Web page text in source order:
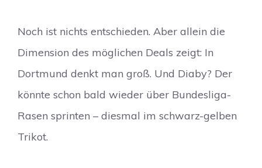
Noch ist nichts entschieden. Aber allein die
Dimension des möglichen Deals zeigt: In
Dortmund denkt man groß. Und Diaby? Der
könnte schon bald wieder über Bundesliga-
Rasen sprinten – diesmal im schwarz-gelben
Trikot.